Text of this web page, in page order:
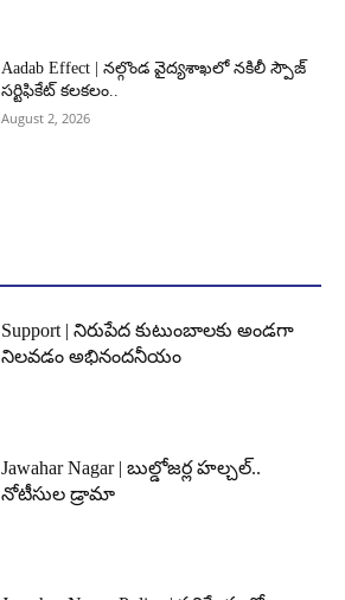
Aadab Effect | నల్గొండ వైద్యశాఖలో నకిలీ స్పౌజ్
సర్టిఫికేట్ కలకలం..
August 2, 2026
Support | నిరుపేద కుటుంబాలకు అండగా
నిలవడం అభినందనీయం
Jawahar Nagar | బుల్డోజర్ల హల్చల్..
నోటీసుల డ్రామా